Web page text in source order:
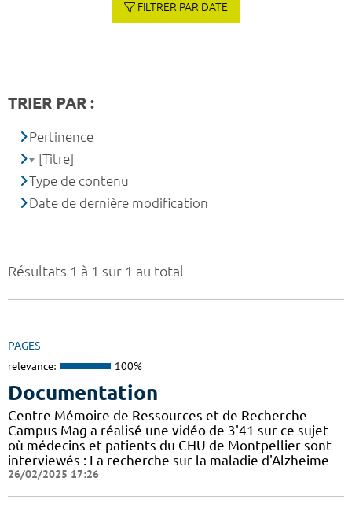
Résultats 1 à 1 sur 1 au total
PAGES
relevance: 100%
Documentation
Centre Mémoire de Ressources et de Recherche
Campus Mag a réalisé une vidéo de 3'41 sur ce sujet
où médecins et patients du CHU de Montpellier sont
interviewés : La recherche sur la maladie d'Alzheime
26/02/2025 17:26
FILTRER PAR DATE
TRIER PAR :
Pertinence
[Titre]
Type de contenu
Date de dernière modification